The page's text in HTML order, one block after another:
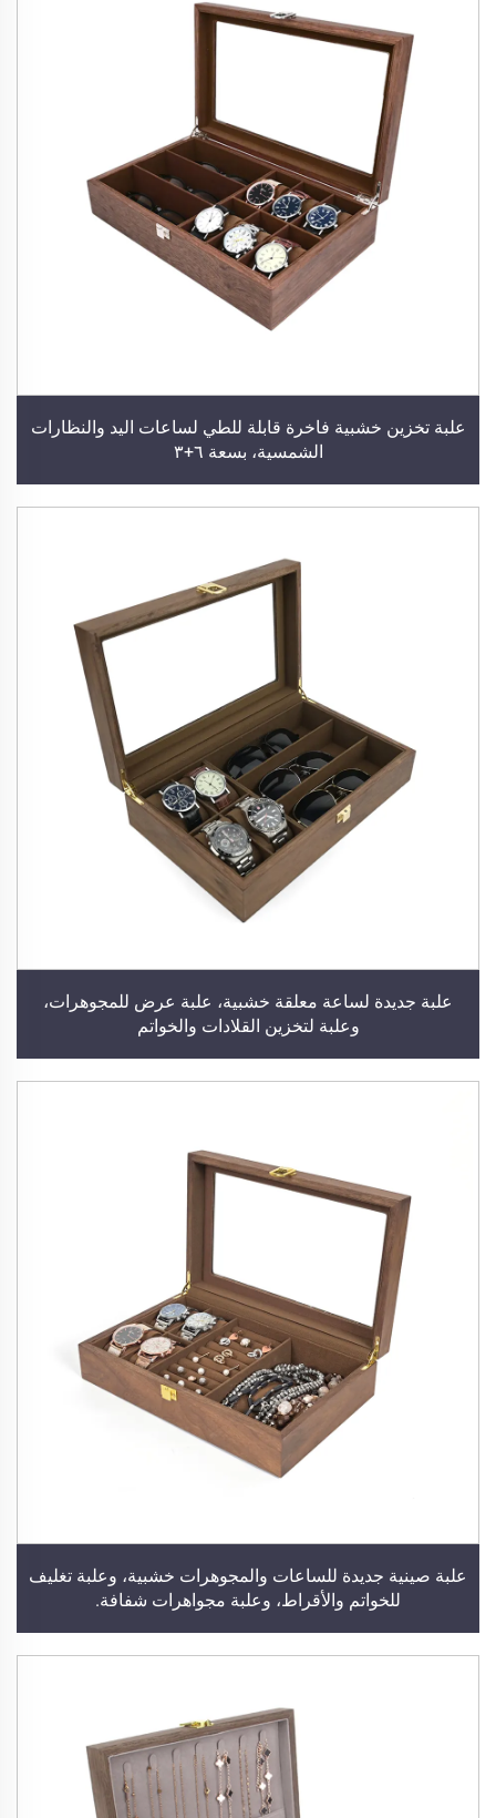
علبة تخزين خشبية فاخرة قابلة للطي لساعات اليد والنظارات
الشمسية، بسعة ٦+٣
علبة جديدة لساعة معلقة خشبية، علبة عرض للمجوهرات،
وعلبة لتخزين القلادات والخواتم
علبة صينية جديدة للساعات والمجوهرات خشبية، وعلبة تغليف
للخواتم والأقراط، وعلبة مجواهرات شفافة.